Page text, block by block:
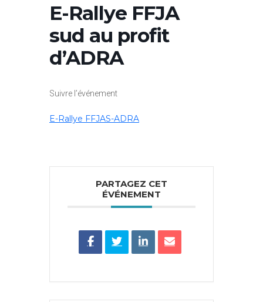
E-Rallye FFJA
sud au profit
d’ADRA
Suivre l’événement
E-Rallye FFJAS-ADRA
PARTAGEZ CET
ÉVÉNEMENT